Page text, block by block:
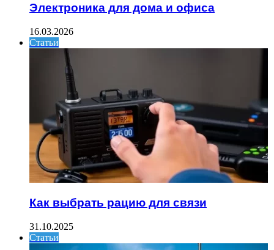
Электроника для дома и офиса
16.03.2026
Статьи
Как выбрать рацию для связи
31.10.2025
Статьи